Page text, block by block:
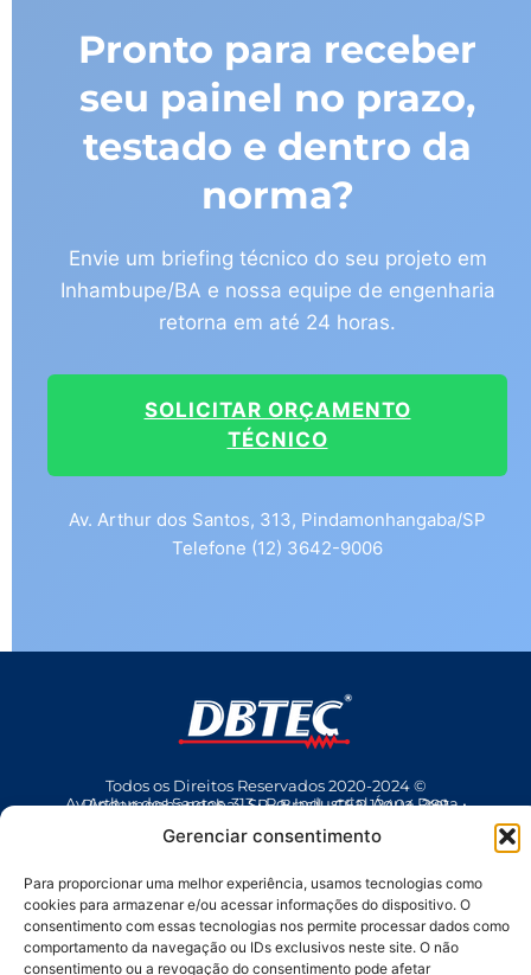
Gerenciar consentimento
Para proporcionar uma melhor experiência, usamos tecnologias como
cookies para armazenar e/ou acessar informações do dispositivo. O
consentimento com essas tecnologias nos permite processar dados como
comportamento da navegação ou IDs exclusivos neste site. O não
consentimento ou a revogação do consentimento pode afetar
Pronto para receber
seu painel no prazo,
testado e dentro da
norma?
Envie um briefing técnico do seu projeto em
Inhambupe/BA e nossa equipe de engenharia
retorna em até 24 horas.
SOLICITAR ORÇAMENTO
TÉCNICO
Av. Arthur dos Santos, 313, Pindamonhangaba/SP
Telefone (12) 3642-9006
Todos os Direitos Reservados 2020-2024 ©
Av Arthur dos Santos, 313 • Pq. Industrial Água Preta • Pindamonhangaba • SP • Brasil • CEP 12404-289